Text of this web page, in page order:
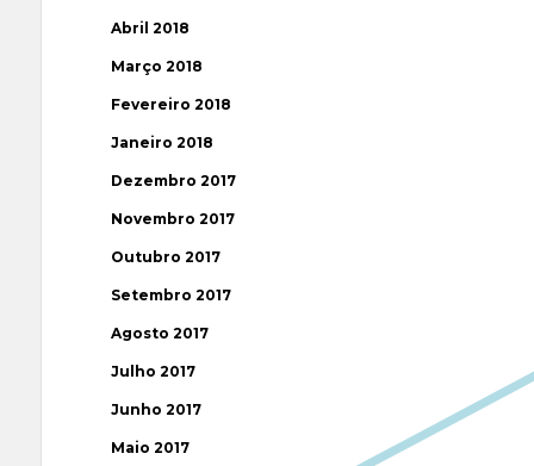
Abril 2018
Março 2018
Fevereiro 2018
Janeiro 2018
Dezembro 2017
Novembro 2017
Outubro 2017
Setembro 2017
Agosto 2017
Julho 2017
Junho 2017
Maio 2017